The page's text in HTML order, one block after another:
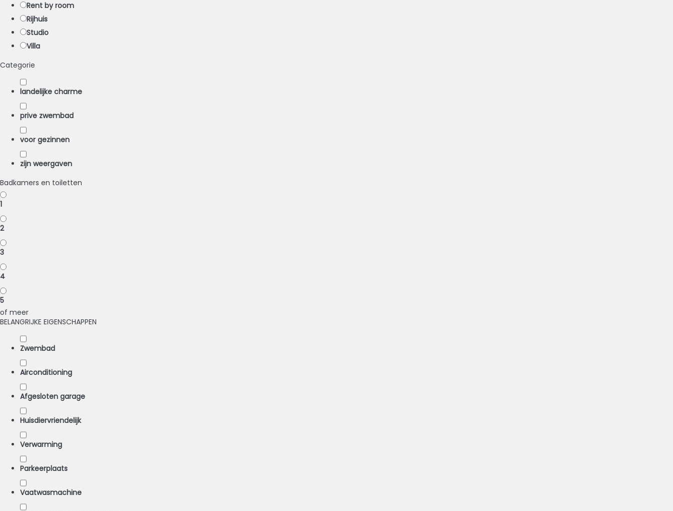
Rent by room
Rijhuis
Studio
Villa
Categorie
landelijke charme
prive zwembad
voor gezinnen
zijn weergaven
Badkamers en toiletten
1
2
3
4
5
of meer
BELANGRIJKE EIGENSCHAPPEN
Zwembad
Airconditioning
Afgesloten garage
Huisdiervriendelijk
Verwarming
Parkeerplaats
Vaatwasmachine